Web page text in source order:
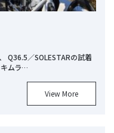
Q36.5／SOLESTARの試着
ムラ…
View More